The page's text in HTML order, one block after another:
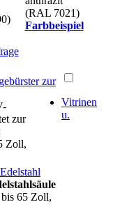
(RAL 7021)
Farbbeispiel
zur
Zoll,
65 Zoll,
Vitrinen
u.